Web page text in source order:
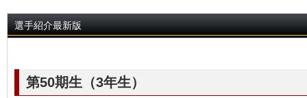
選手紹介最新版
第50期生（3年生）